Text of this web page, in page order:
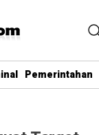
Pemerintahan